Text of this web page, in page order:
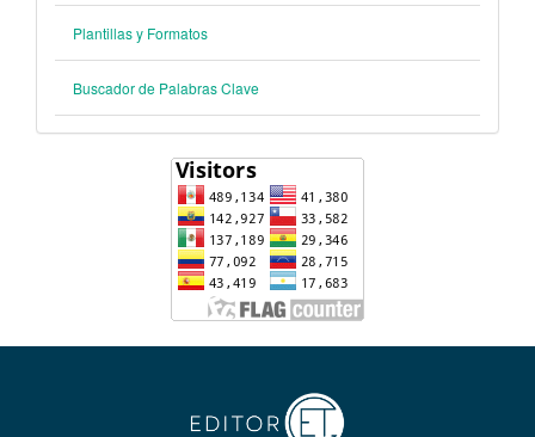
Plantillas y Formatos
Buscador de Palabras Clave